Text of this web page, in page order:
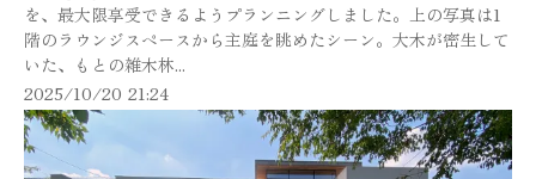
を、最大限享受できるようプランニングしました。上の写真は1
階のラウンジスペースから主庭を眺めたシーン。大木が密生して
いた、もとの雑木林...
2025/10/20 21:24